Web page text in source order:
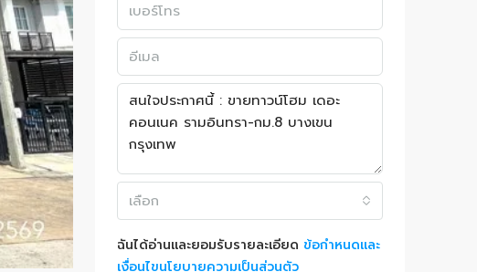
เลือก
ฉันได้อ่านและยอมรับรายละเอียด ข้อกำหนดและ
เงื่อนไขนโยบายความเป็นส่วนตัว